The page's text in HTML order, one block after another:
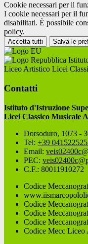
Cookie necessari per il
I cookie necessari per il
disabilitati. È possibile
policy.
Accetta tutti Salva le
Liceo Artistico Licei
Contatti
Istituto d'Istruzione
Licei Classico Musicale
Dorsoduro, 1073 -
Tel: +39
Email:
PEC:
C.F.: 80011910272
Codice
Codice
Codice
Codice
Codice Mecc Liceo